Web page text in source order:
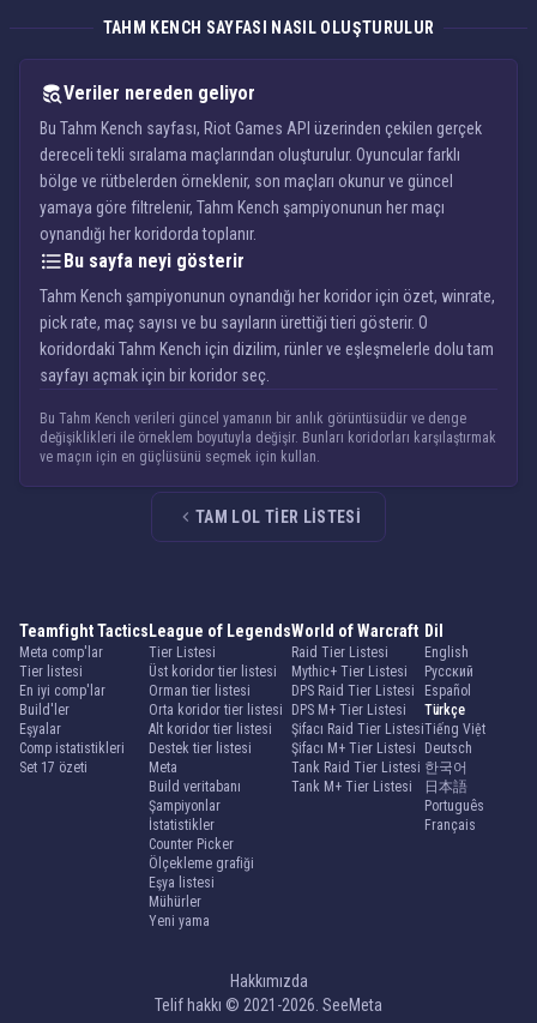
TAHM KENCH SAYFASI NASIL OLUŞTURULUR
Veriler nereden geliyor
Bu Tahm Kench sayfası, Riot Games API üzerinden çekilen gerçek
dereceli tekli sıralama maçlarından oluşturulur. Oyuncular farklı
bölge ve rütbelerden örneklenir, son maçları okunur ve güncel
yamaya göre filtrelenir, Tahm Kench şampiyonunun her maçı
oynandığı her koridorda toplanır.
Bu sayfa neyi gösterir
Tahm Kench şampiyonunun oynandığı her koridor için özet, winrate,
pick rate, maç sayısı ve bu sayıların ürettiği tieri gösterir. O
koridordaki Tahm Kench için dizilim, rünler ve eşleşmelerle dolu tam
sayfayı açmak için bir koridor seç.
Bu Tahm Kench verileri güncel yamanın bir anlık görüntüsüdür ve denge
değişiklikleri ile örneklem boyutuyla değişir. Bunları koridorları karşılaştırmak
ve maçın için en güçlüsünü seçmek için kullan.
TAM LOL TIER LISTESI
Teamfight Tactics
Meta comp'lar
Tier listesi
En iyi comp'lar
Build'ler
Eşyalar
Comp istatistikleri
Set 17 özeti
League of Legends
Tier Listesi
Üst koridor tier listesi
Orman tier listesi
Orta koridor tier listesi
Alt koridor tier listesi
Destek tier listesi
Meta
Build veritabanı
Şampiyonlar
İstatistikler
Counter Picker
Ölçekleme grafiği
Eşya listesi
Mühürler
Yeni yama
World of Warcraft
Raid Tier Listesi
Mythic+ Tier Listesi
DPS Raid Tier Listesi
DPS M+ Tier Listesi
Şifacı Raid Tier Listesi
Şifacı M+ Tier Listesi
Tank Raid Tier Listesi
Tank M+ Tier Listesi
Dil
English
Русский
Español
Türkçe
Tiếng Việt
Deutsch
한국어
日本語
Português
Français
Hakkımızda
Telif hakkı © 2021-2026. SeeMeta